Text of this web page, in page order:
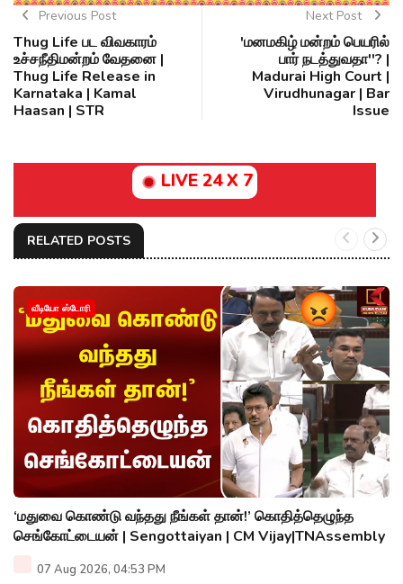
Previous Post
Thug Life பட விவகாரம்
உச்சநீதிமன்றம் வேதனை |
Thug Life Release in
Karnataka | Kamal
Haasan | STR
Next Post
'மனமகிழ் மன்றம் பெயரில்
பார் நடத்துவதா''? |
Madurai High Court |
Virudhunagar | Bar
Issue
LIVE 24 X 7
RELATED POSTS
வீடியோ ஸ்டோரி
‘மதுவை கொண்டு வந்தது நீங்கள் தான்!’ கொதித்தெழுந்த
செங்கோட்டையன் | Sengottaiyan | CM Vijay|TNAssembly
07 Aug 2026, 04:53 PM